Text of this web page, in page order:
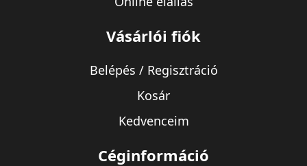
Vásárlói fiók
Belépés / Regisztráció
Kosár
Kedvenceim
Céginformáció